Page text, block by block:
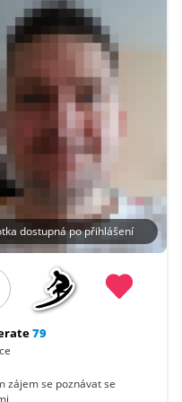
dostupná po přihlášení
79
zájem se poznávat se